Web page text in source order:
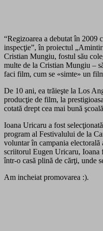
“Regizoarea a debutat în
inspecţie”, în proiectul
Cristian Mungiu, fostul său
multe de la Cristian Mungiu –
faci film, cum se «simte» un
De 10 ani, ea trăieşte la Los
producţie de film, la
cotată drept cea mai bună
Ioana Uricaru a fost
program al Festivalului de la
voluntar în campania
scriitorul Eugen Uricaru, Ioana
într-o casă plină de cărţi, unde
Am incheiat promovarea :).